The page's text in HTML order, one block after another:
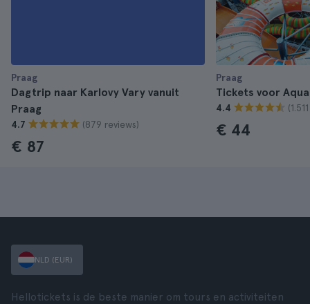
Praag
Dagtrip naar Karlovy Vary vanuit
Praag
4.7 (879 reviews)
€ 87
Praag
Tickets voor
4.4
€ 44
NLD (EUR)
Hellotickets is de beste manier om tours en activiteiten